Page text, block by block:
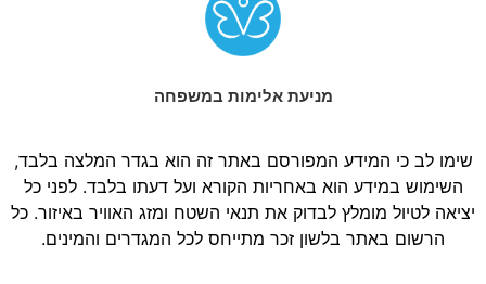
מניעת אלימות במשפחה
שימו לב כי המידע המפורסם באתר זה הוא בגדר המלצה בלבד,
השימוש במידע הוא באחריות הקורא ועל דעתו בלבד. לפני כל
יציאה לטיול מומלץ לבדוק את תנאי השטח ומזג האוויר באיזור. כל
הרשום באתר בלשון זכר מתייחס לכל המגדרים והמינים.